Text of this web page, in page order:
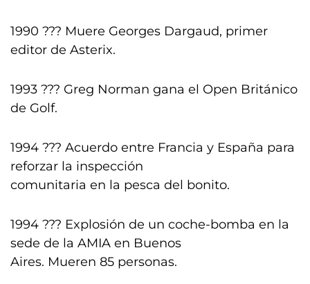
1990 ??? Muere Georges Dargaud, primer
editor de Asterix.
1993 ??? Greg Norman gana el Open Británico
de Golf.
1994 ??? Acuerdo entre Francia y España para
reforzar la inspección
comunitaria en la pesca del bonito.
1994 ??? Explosión de un coche-bomba en la
sede de la AMIA en Buenos
Aires. Mueren 85 personas.